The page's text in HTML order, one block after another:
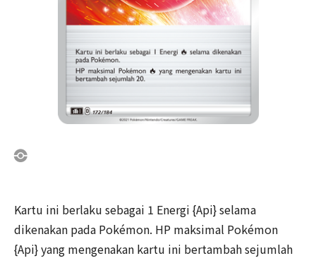
Kartu ini berlaku sebagai 1 Energi {Api} selama
dikenakan pada Pokémon. HP maksimal Pokémon
{Api} yang mengenakan kartu ini bertambah sejumlah